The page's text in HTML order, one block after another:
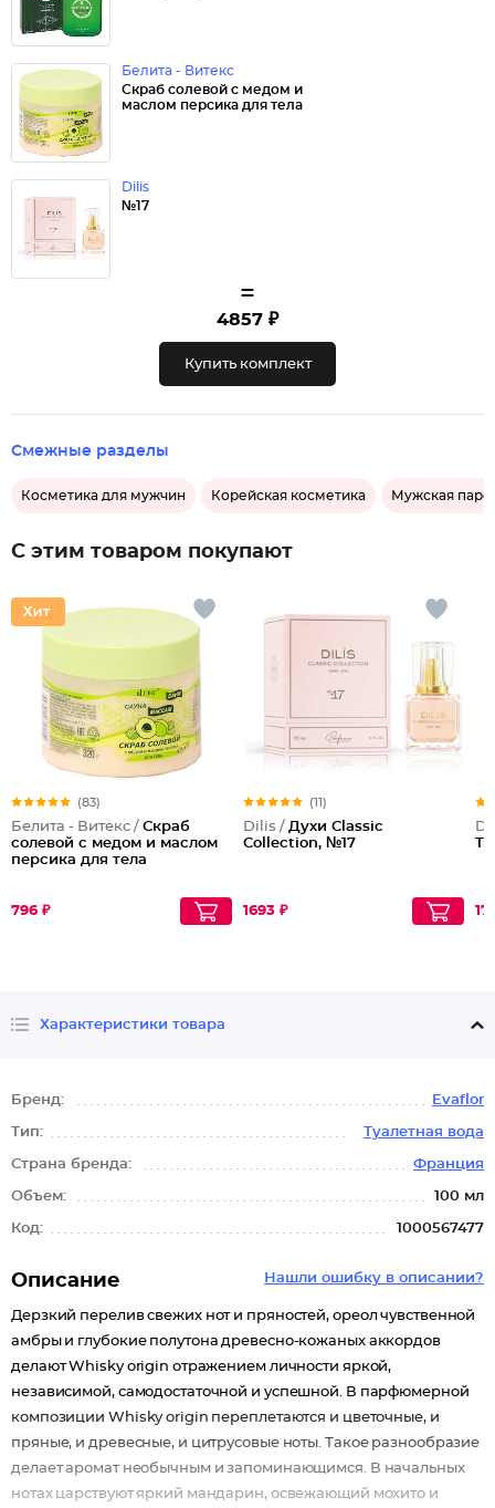
Белита - Витекс
Скраб солевой с медом и
маслом персика для тела
Dilis
№17
=
4857 ₽
Купить комплект
Смежные разделы
Косметика для мужчин Корейская косметика Мужская
С этим товаром покупают
(83)
Белита - Витекс / Скраб
солевой с медом и маслом
персика для тела
796 ₽
(11)
Dilis / Духи Classic
Collection, №17
1693 ₽
Характеристики товара
Бренд: Evaflor
Тип: Туалетная вода
Страна бренда: Франция
Объем: 100 мл
Код: 1000567477
Нашли ошибку в описании?
Описание
Дерзкий перелив свежих нот и пряностей, ореол чувственной
амбры и глубокие полутона древесно-кожаных аккордов
делают Whisky origin отражением личности яркой,
независимой, самодостаточной и успешной. В парфюмерной
композиции Whisky origin переплетаются и цветочные, и
пряные, и древесные, и цитрусовые ноты. Такое разнообразие
делает аромат необычным и запоминающимся. В начальных
нотах царствуют яркий мандарин, освежающий мохито и